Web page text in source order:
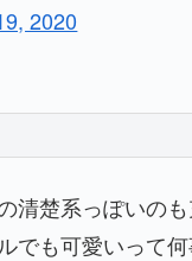
2020
清楚系っぽいの
でも可愛いって何